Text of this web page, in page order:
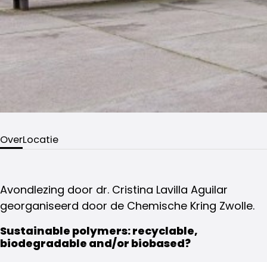
OverLocatie
Avondlezing door dr. Cristina Lavilla Aguilar
georganiseerd door de Chemische Kring Zwolle.
Sustainable polymers: recyclable,
biodegradable and/or biobased?